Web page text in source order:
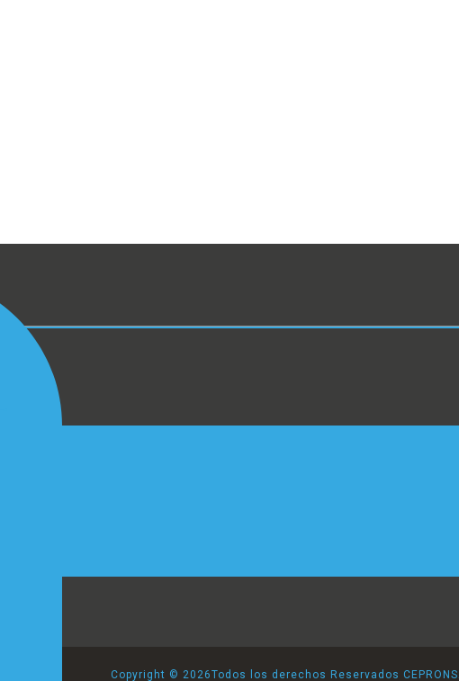
Copyright © 2026Todos los derechos Reservados